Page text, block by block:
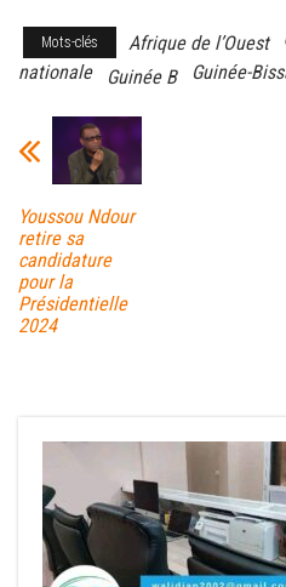
Mots-clés Afrique de l’Ouest
nationale
Guinée B Guinée-
Youssou Ndour
retire sa
candidature
pour la
Présidentielle
2024